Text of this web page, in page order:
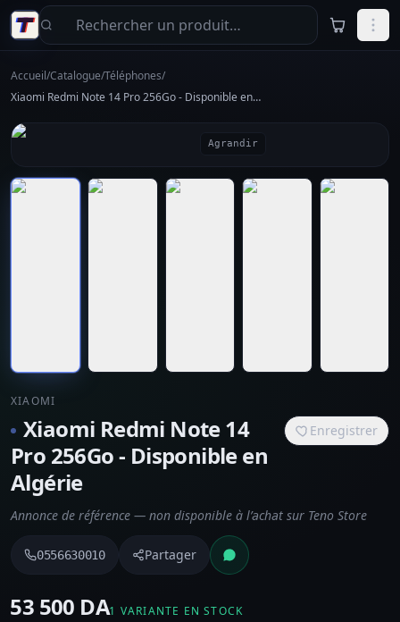
Aller au contenu principal
Accueil/Catalogue/Téléphones/
Xiaomi Redmi Note 14 Pro 256Go - Disponible en Algérie
Agrandir
XIAOMI
Xiaomi Redmi Note 14
Pro 256Go - Disponible en
Algérie
Enregistrer
Annonce de référence — non disponible à l’achat sur Teno Store
0556630010 Partager
⁦53 500 DA⁩1 VARIANTE EN STOCK